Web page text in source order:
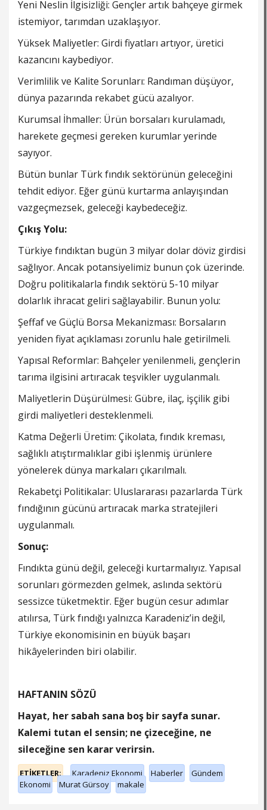
Yeni Neslin İlgisizliği: Gençler artık bahçeye girmek
istemiyor, tarımdan uzaklaşıyor.
Yüksek Maliyetler: Girdi fiyatları artıyor, üretici
kazancını kaybediyor.
Verimlilik ve Kalite Sorunları: Randıman düşüyor,
dünya pazarında rekabet gücü azalıyor.
Kurumsal İhmaller: Ürün borsaları kurulamadı,
harekete geçmesi gereken kurumlar yerinde
sayıyor.
Bütün bunlar Türk fındık sektörünün geleceğini
tehdit ediyor. Eğer günü kurtarma anlayışından
vazgeçmezsek, geleceği kaybedeceğiz.
Çıkış Yolu:
Türkiye fındıktan bugün 3 milyar dolar döviz girdisi
sağlıyor. Ancak potansiyelimiz bunun çok üzerinde.
Doğru politikalarla fındık sektörü 5-10 milyar
dolarlık ihracat geliri sağlayabilir. Bunun yolu:
Şeffaf ve Güçlü Borsa Mekanizması: Borsaların
yeniden fiyat açıklaması zorunlu hale getirilmeli.
Yapısal Reformlar: Bahçeler yenilenmeli, gençlerin
tarıma ilgisini artıracak teşvikler uygulanmalı.
Maliyetlerin Düşürülmesi: Gübre, ilaç, işçilik gibi
girdi maliyetleri desteklenmeli.
Katma Değerli Üretim: Çikolata, fındık kreması,
sağlıklı atıştırmalıklar gibi işlenmiş ürünlere
yönelerek dünya markaları çıkarılmalı.
Rekabetçi Politikalar: Uluslararası pazarlarda Türk
fındığının gücünü artıracak marka stratejileri
uygulanmalı.
Sonuç:
Fındıkta günü değil, geleceği kurtarmalıyız. Yapısal
sorunları görmezden gelmek, aslında sektörü
sessizce tüketmektir. Eğer bugün cesur adımlar
atılırsa, Türk fındığı yalnızca Karadeniz’in değil,
Türkiye ekonomisinin en büyük başarı
hikâyelerinden biri olabilir.
HAFTANIN SÖZÜ
Hayat, her sabah sana boş bir sayfa sunar.
Kalemi tutan el sensin; ne çizeceğine, ne
sileceğine sen karar verirsin.
ETİKETLER; Karadeniz Ekonomi Haberler
Gündem
Ekonomi
Murat Gürsoy makale